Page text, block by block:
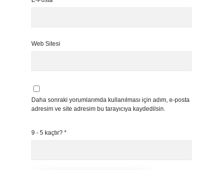
Web Sitesi
Daha sonraki yorumlarımda kullanılması için adım, e-posta
adresim ve site adresim bu tarayıcıya kaydedilsin.
9 - 5 kaçtır? *